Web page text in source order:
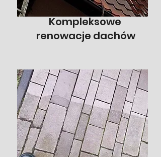
Kompleksowe
renowacje dachów